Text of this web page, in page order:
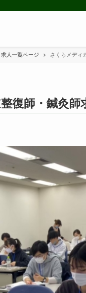
人一覧ページ さくらメディ
復師・鍼灸師